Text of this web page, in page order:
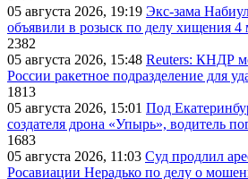
05 августа 2026, 19:19 Экс-зама
объявили в розыск по делу хищения 4
2382
05 августа 2026, 15:48 Reuters: КНДР
России ракетное подразделение для
1813
05 августа 2026, 15:01 Под
создателя дрона «Упырь», водитель
1683
05 августа 2026, 11:03 Суд продлил
Росавиации Нерадько по делу о